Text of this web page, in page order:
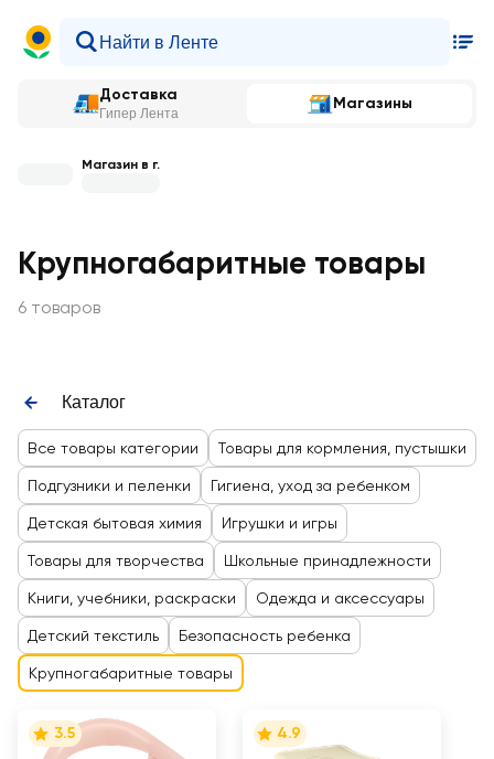
Доставка
Гипер Лента
Магазины
Магазин в г.
Крупногабаритные товары
6 товаров
Каталог
Все товары категории Товары для кормления, пустышки
Подгузники и пеленки Гигиена, уход за ребенком
Детская бытовая химия Игрушки и игры
Товары для творчества Школьные принадлежности
Книги, учебники, раскраски Одежда и аксессуары
Детский текстиль Безопасность ребенка
Крупногабаритные товары
3.5 4.9